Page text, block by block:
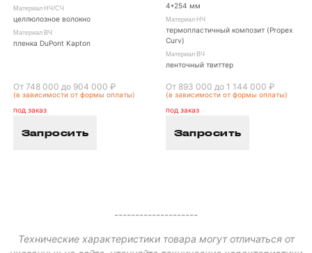
Материал НЧ/СЧ
целлюлозное волокно
Материал ВЧ
пленка DuPont Kapton
От 748 000 до 904 000 ₽
(в зависимости от формы оплаты)
под заказ
Запросить
4*254 мм
Материал НЧ
термопластичный композит (Propex
Curv)
Материал ВЧ
ленточный твиттер
От 893 000 до 1 144 000 ₽
(в зависимости от формы оплаты)
под заказ
Запросить
--------------------
Технические характеристики товара могут отличаться от